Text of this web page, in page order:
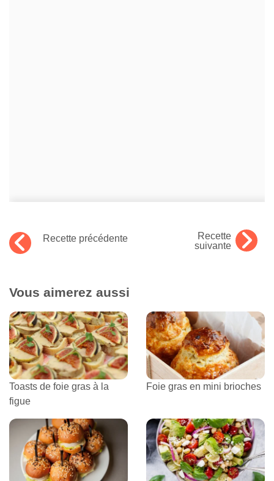
Recette précédente
Recette
suivante
Vous aimerez aussi
Toasts de foie gras à la
figue
Foie gras en mini brioches